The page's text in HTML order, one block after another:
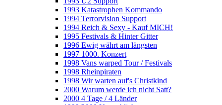
1993 Katastrophen Kommando
1994 Terrorvision Support
1994 Reich & Sexy - Kauf MICH!
1995 Festivals & Hinter Gitter
1996 Ewig währt am längsten
1997 1000. Konzert
1998 Vans warped Tour / Festivals
1998 Rheinpiraten
1998 Wir warten auf's Christkind
2000 Warum werde ich nicht Satt?
2000 4 Tage / 4 Länder